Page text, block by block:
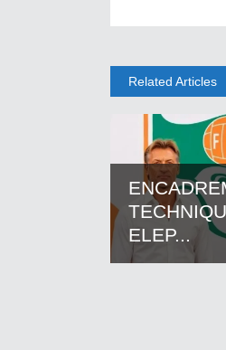
Related Articles
ELEP...